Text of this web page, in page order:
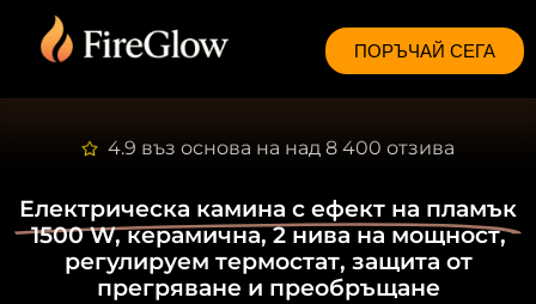
ПОРЪЧАЙ СЕГА
4.9 въз основа на над 8 400 отзива
Електрическа камина с ефект на пламък
1500 W, керамична, 2 нива на мощност,
регулируем термостат, защита от
прегряване и преобръщане